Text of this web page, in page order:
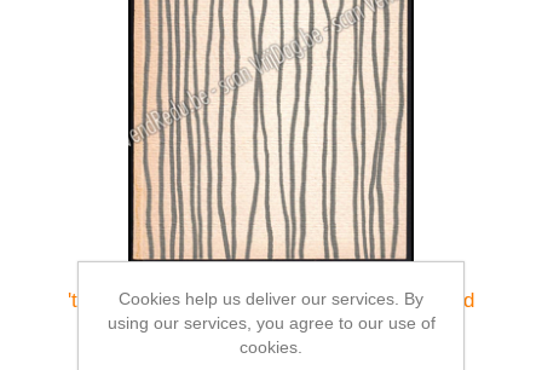
't En is van U hiernederwaard... . Gesigneerd
€30.00
Cookies help us deliver our services. By
using our services, you agree to our use of
cookies.